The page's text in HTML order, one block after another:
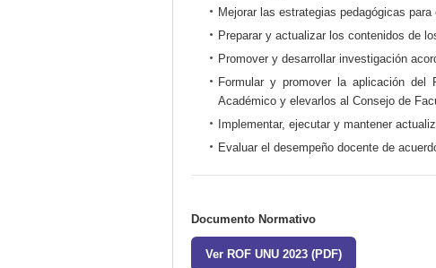
Mejorar las estrategias pedagógicas
Preparar y actualizar los contenidos de
Promover y desarrollar investigación
Formular y promover la aplicación del
Académico y elevarlos al Consejo de
Implementar, ejecutar y mantener
Evaluar el desempeño docente de
Documento Normativo
Ver ROF UNU 2023 (PDF)